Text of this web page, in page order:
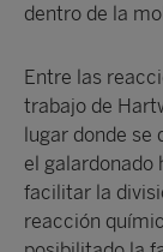
dentro de la
Entre las
trabajo de
lugar donde se
el galardonado
facilitar la
reacción